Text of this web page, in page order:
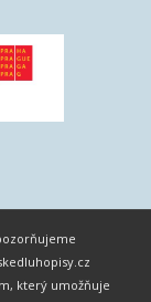
který umožňuje